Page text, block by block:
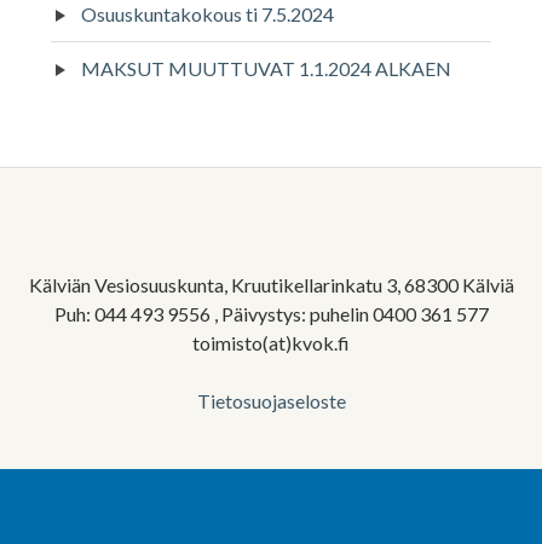
Osuuskuntakokous ti 7.5.2024
MAKSUT MUUTTUVAT 1.1.2024 ALKAEN
sivupalkki
Kälviän Vesiosuuskunta, Kruutikellarinkatu 3, 68300 Kälviä
Puh: 044 493 9556 , Päivystys: puhelin 0400 361 577
toimisto(at)kvok.fi
Tietosuojaseloste